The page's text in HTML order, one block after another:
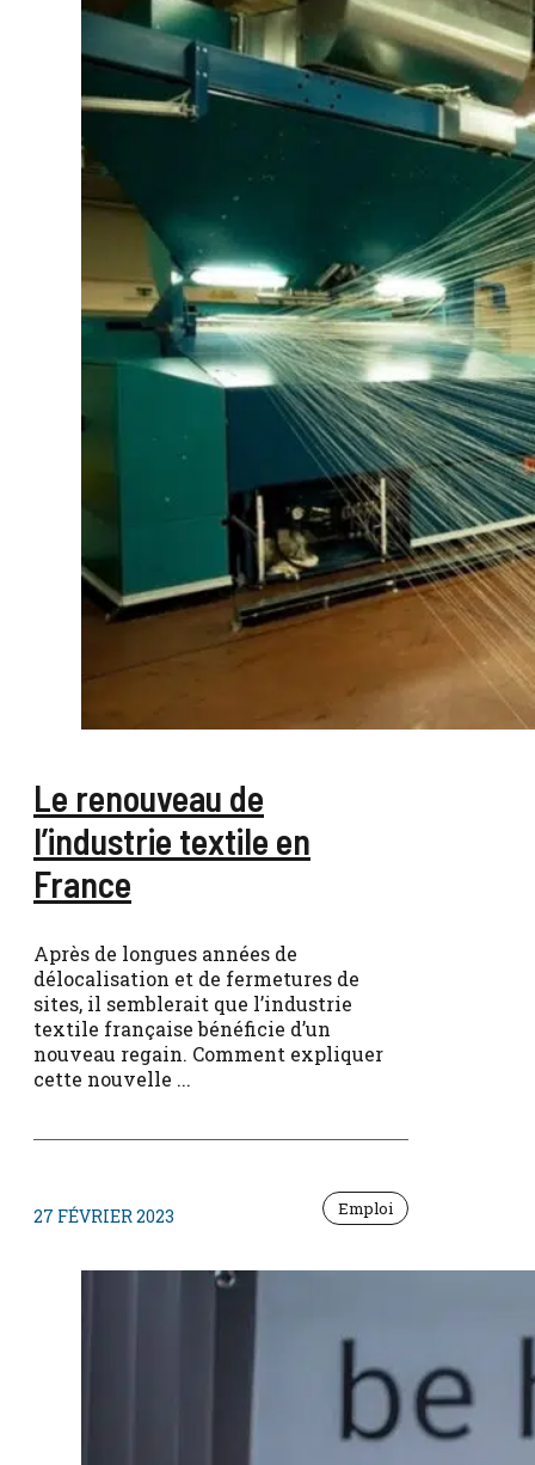
Le renouveau de
l’industrie textile en
France
Après de longues années de
délocalisation et de fermetures de
sites, il semblerait que l’industrie
textile française bénéficie d’un
nouveau regain. Comment expliquer
cette nouvelle ...
27 FÉVRIER 2023 Emploi